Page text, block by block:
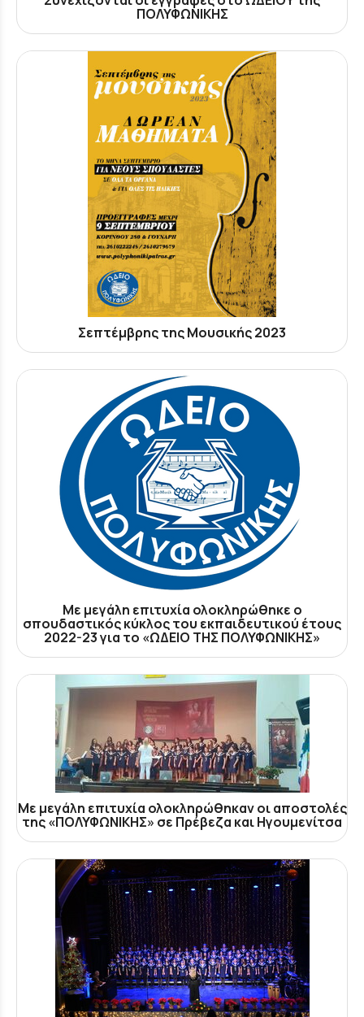
ΠΟΛΥΦΩΝΙΚΗΣ
Σεπτέμβρης της Μουσικής 2023
Με μεγάλη επιτυχία ολοκληρώθηκε ο
σπουδαστικός κύκλος του εκπαιδευτικού έτους
2022-23 για το «ΩΔΕΙΟ ΤΗΣ ΠΟΛΥΦΩΝΙΚΗΣ»
Με μεγάλη επιτυχία ολοκληρώθηκαν οι αποστολές
της «ΠΟΛΥΦΩΝΙΚΗΣ» σε Πρέβεζα και Ηγουμενίτσα